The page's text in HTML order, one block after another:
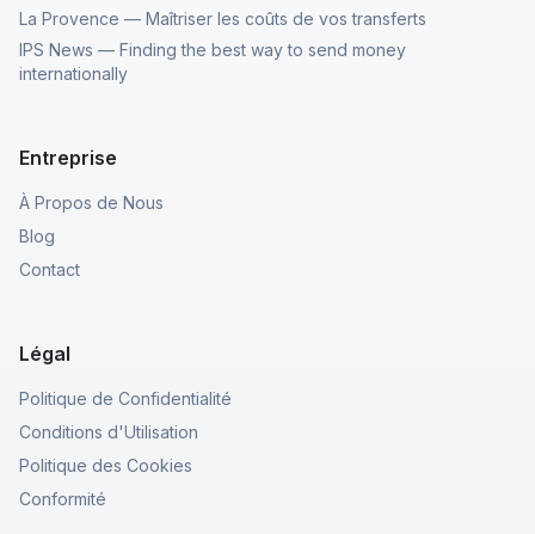
La Provence — Maîtriser les coûts de vos transferts
IPS News — Finding the best way to send money
internationally
Entreprise
À Propos de Nous
Blog
Contact
Légal
Politique de Confidentialité
Conditions d'Utilisation
Politique des Cookies
Conformité